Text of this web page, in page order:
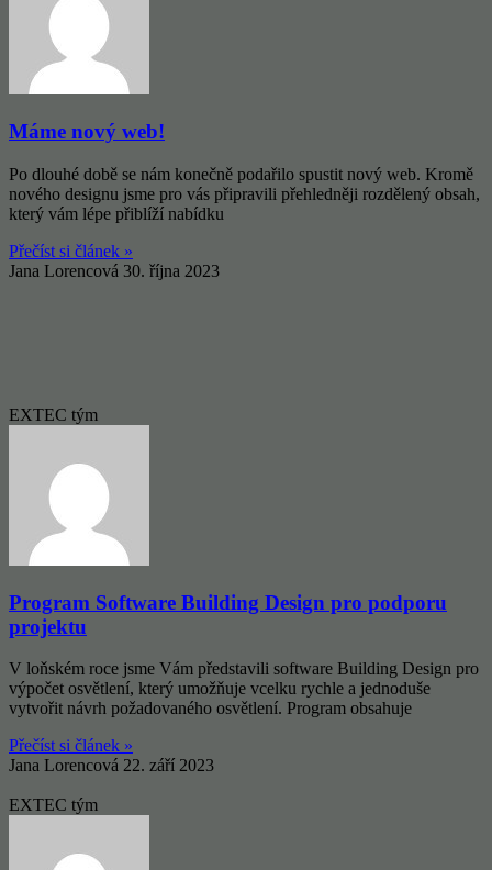
Máme nový web!
Po dlouhé době se nám konečně podařilo spustit nový web. Kromě
nového designu jsme pro vás připravili přehledněji rozdělený obsah,
který vám lépe přiblíží nabídku
Přečíst si článek »
Jana Lorencová 30. října 2023
EXTEC tým
Program Software Building Design pro podporu
projektu
V loňském roce jsme Vám představili software Building Design pro
výpočet osvětlení, který umožňuje vcelku rychle a jednoduše
vytvořit návrh požadovaného osvětlení. Program obsahuje
Přečíst si článek »
Jana Lorencová 22. září 2023
EXTEC tým